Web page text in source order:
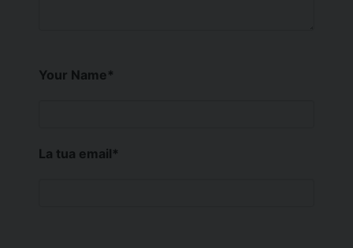
Your Name*
La tua email*